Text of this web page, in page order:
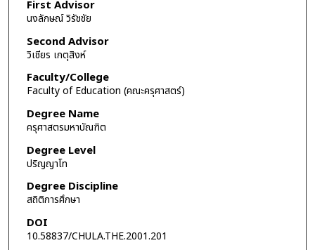
First Advisor
นงลักษณ์ วิรัชชัย
Second Advisor
วิเชียร เกตุสิงห์
Faculty/College
Faculty of Education (คณะครุศาสตร์)
Degree Name
ครุศาสตรมหาบัณฑิต
Degree Level
ปริญญาโท
Degree Discipline
สถิติการศึกษา
DOI
10.58837/CHULA.THE.2001.201